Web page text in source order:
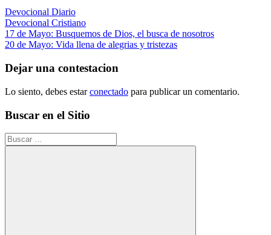
Devocional Diario
Devocional Cristiano
Navegación
de
entradas
Entrada
anterior:
17 de Mayo: Busquemos de Dios, el busca de nosotros
Siguiente
20 de Mayo: Vida llena de alegrias y tristezas
Dejar una contestacion
Lo siento, debes estarconectado para publicar un comentario.
Buscar en el Sitio
Buscar: